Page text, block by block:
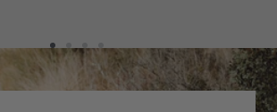
Aller
au
slide
Aller
slide
Aller
slide
Aller
au
slide